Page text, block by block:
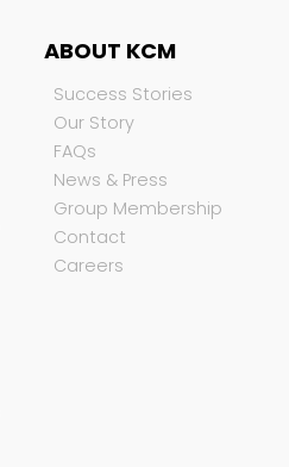
ABOUT KCM
Success Stories
Our Story
FAQs
News & Press
Group Membership
Contact
Careers